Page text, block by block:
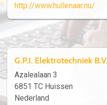
http://www.hullenaar.nu/
G.P.I. Elektrotechniek B.V.
Azalealaan 3
6851 TC Huissen
Nederland